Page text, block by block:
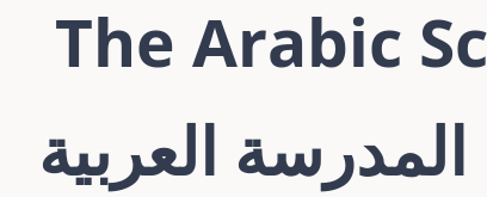
The Arabic
المدرسة العربية